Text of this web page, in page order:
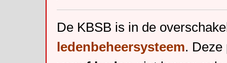
De KBSB is in de
ledenbeheersysteem. Deze